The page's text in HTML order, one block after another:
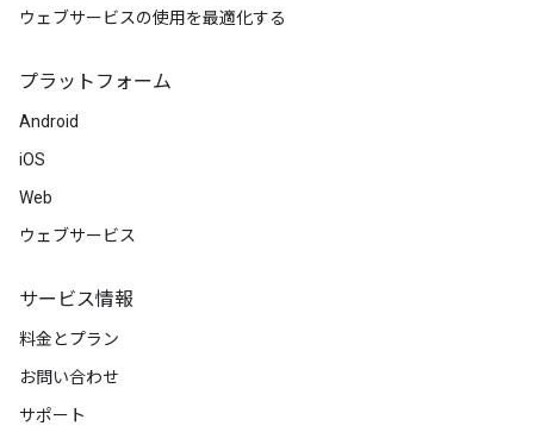
ウェブサービスの使用を最適化する
プラットフォーム
Android
iOS
Web
ウェブサービス
サービス情報
料金とプラン
お問い合わせ
サポート